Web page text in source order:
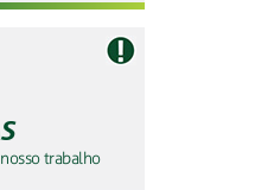
trabalho